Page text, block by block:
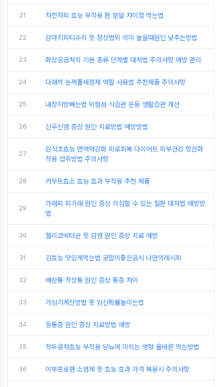
21 차전자피 효능 부작용 환 분말 차이점 먹는법
22 감마지피티수치 뜻 정상범위 의미 높을때원인 낮추는방법
23 화상응급처치 기본 종류 단계별 대처법 주의사항 예방 관리
24 다래끼 눈꺼풀세정제 역할 사용법 추천제품 주의사항
25 내장지방빼는법 위험성 식습관 운동 생활습관 개선
26 신우신염 증상 원인 치료방법 예방방법
27
감식초효능 면역력강화 피로회복 다이어트 피부건강 항산화
작용 섭취방법 주의사항
28 카무트효소 효능 효과 부작용 추천 제품
29
가래피 피가래 원인 증상 의심할 수 있는 질환 대처법 예방방
법
30 헬리코박터균 뜻 감염 원인 증상 치료 예방
31 김효능 맛있게먹는법 궁합이좋은음식 나만의레시피
32 배란통 착상통 원인 증상 통증 차이
33 가임기계산방법 뜻 임신확률높이는법
34 등통증 원인 증상 치료방법 예방
35 작두콩차효능 부작용 당뇨에 미치는 영향 올바른 먹는방법
36 이부프로펜 소염제 뜻 효능 효과 가격 복용시 주의사항